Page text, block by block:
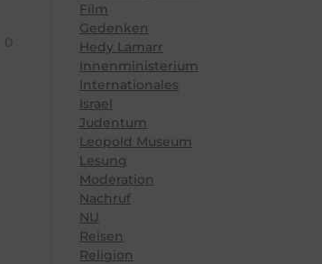
0
Film
Gedenken
Hedy Lamarr
Innenministerium
Internationales
Israel
Judentum
Leopold Museum
Lesung
Moderation
Nachruf
NU
Reisen
Religion